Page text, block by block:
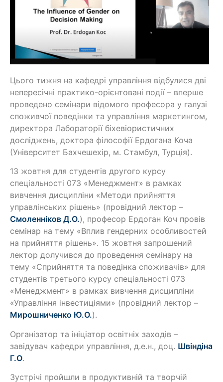
Цього тижня на кафедрі управління відбулися дві
непересічні практико-орієнтовані події – вперше
проведено семінари відомого професора у галузі
споживчої поведінки та управління маркетингом,
директора Лабораторії біхевіористичних
досліджень, доктора філософії Ердогана Коча
(Університет Бахчешехір, м. Стамбул, Турція).
13 жовтня для студентів другого курсу
спеціальності 073 «Менеджмент» в рамках
вивчення дисципліни «Методи прийняття
управлінських рішень» (провідний лектор –
Смоленніков Д.О.), професор Ердоган Коч провів
семінар на тему «Вплив гендерних особливостей
на прийняття рішень». 15 жовтня запрошений
лектор долучився до проведення семінару на
тему «Сприйняття та поведінка споживачів» для
студентів третього курсу спеціальності 073
«Менеджмент» в рамках вивчення дисципліни
«Управління інвестиціями» (провідний лектор –
Мирошниченко Ю.О.).
Організатор та ініціатор освітніх заходів –
завідувач кафедри управління, д.е.н., доц. Швіндіна
Г.О.
Зустрічі пройшли в продуктивній та творчій